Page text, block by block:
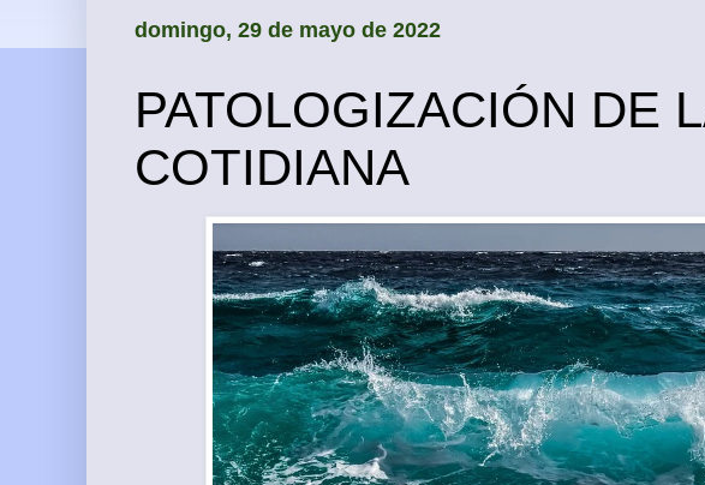
domingo, 29 de mayo de 2022
PATOLOGIZACIÓN DE
COTIDIANA